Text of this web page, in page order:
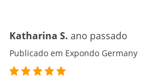
Katharina S. ano passado
Publicado em Expondo Germany